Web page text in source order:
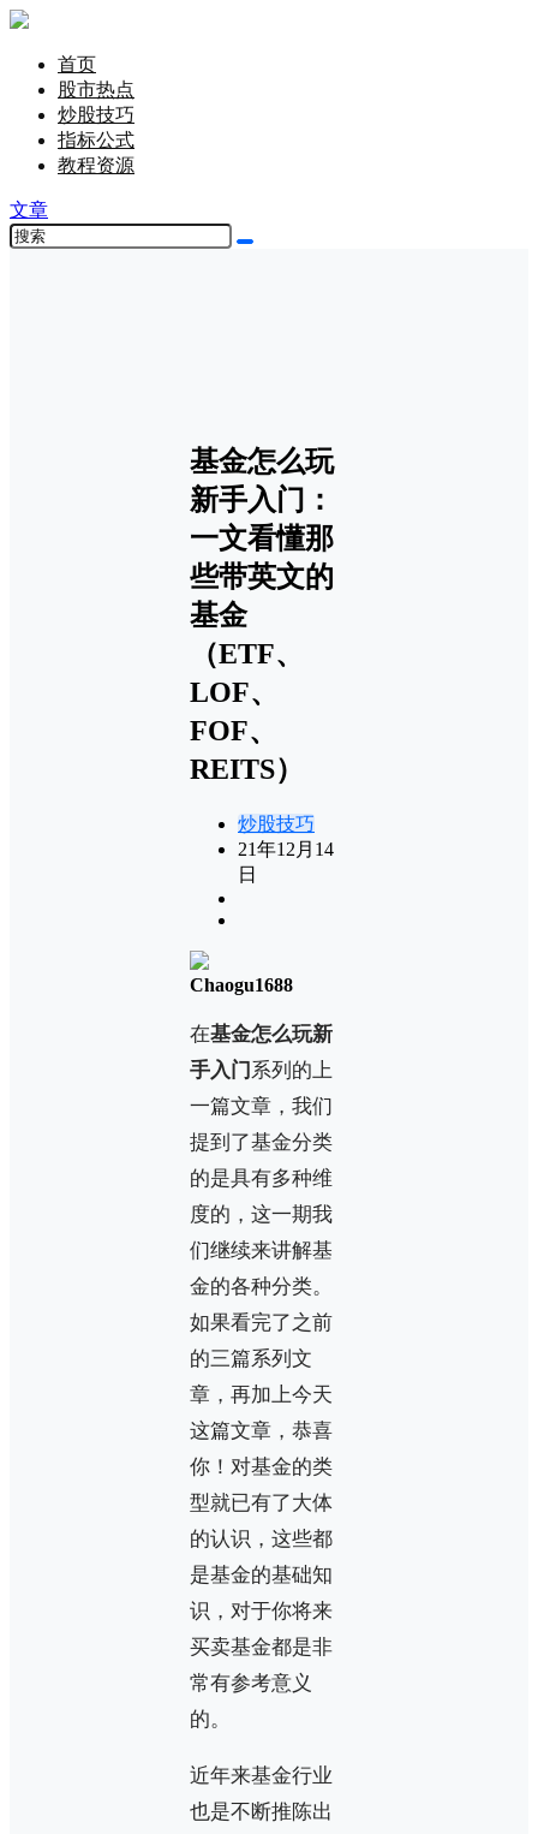
首页
股市热点
炒股技巧
指标公式
教程资源
文章
基金怎么玩
新手入门：
一文看懂那
些带英文的
基金
（ETF、
LOF、
FOF、
REITS）
炒股技巧
21年12月14
日
Chaogu1688
在基金怎么玩新
手入门 系列的上
一篇文章，我们
提到了基金分类
的是具有多种维
度的，这一期我
们继续来讲解基
金的各种分类。
如果看完了之前
的三篇系列文
章，再加上今天
这篇文章，恭喜
你！对基金的类
型就已有了大体
的认识，这些都
是基金的基础知
识，对于你将来
买卖基金都是非
常有参考意义
的。
近年来基金行业
也是不断推陈出